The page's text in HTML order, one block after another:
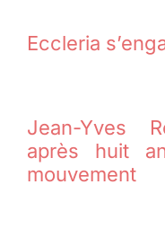
Eccleria
Jean-Yves
après huit
mouvement